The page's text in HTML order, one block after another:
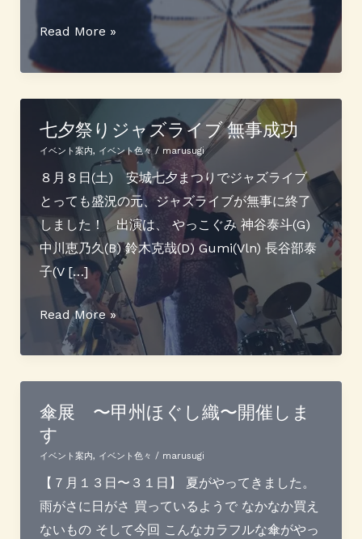
と
ェ
ル
カ
ム
コ
ン
サ
ー
ト
絞
革
バ
ッ
グ
展
開
催
し
ま
Read More »
七夕祭りジャズライブ 無事成功
イベント案内, イベント色々/ marusugi
８月８日(土) 安城七夕まつりでジャズライブ
とっても盛況の元、ジャズライブが無事に終了
しました！ 出演は、 やっこぐみ 神谷泰斗(G)
中川恵乃久(B) 鈴木克哉(D) Gumi(Vln) 長谷部泰
子(V […]
七
祭
り
ジ
ャ
ズ
ラ
イ
ブ
Read More »
傘展 〜甲州ほぐし織〜開催しま
す
イベント案内, イベント色々 / marusugi
【７月１３日〜３１日】 夏がやってきました。
雨がさに日がさ 買っているようで なかなか買え
ないもの そして今回 こんなカラフルな傘がやっ